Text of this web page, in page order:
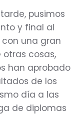
pusimos
y final al
con una gran
otras cosas,
han aprobado
de los
día a las
de diplomas